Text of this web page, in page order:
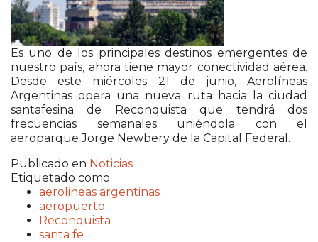
Es uno de los principales destinos emergentes de
nuestro país, ahora tiene mayor conectividad aérea.
Desde este miércoles 21 de junio, Aerolíneas
Argentinas opera una nueva ruta hacia la ciudad
santafesina de Reconquista que tendrá dos
frecuencias semanales uniéndola con el
aeroparque Jorge Newbery de la Capital Federal.
Publicado en Noticias
Etiquetado como
aerolineas argentinas
aeropuerto
Reconquista
santa fe